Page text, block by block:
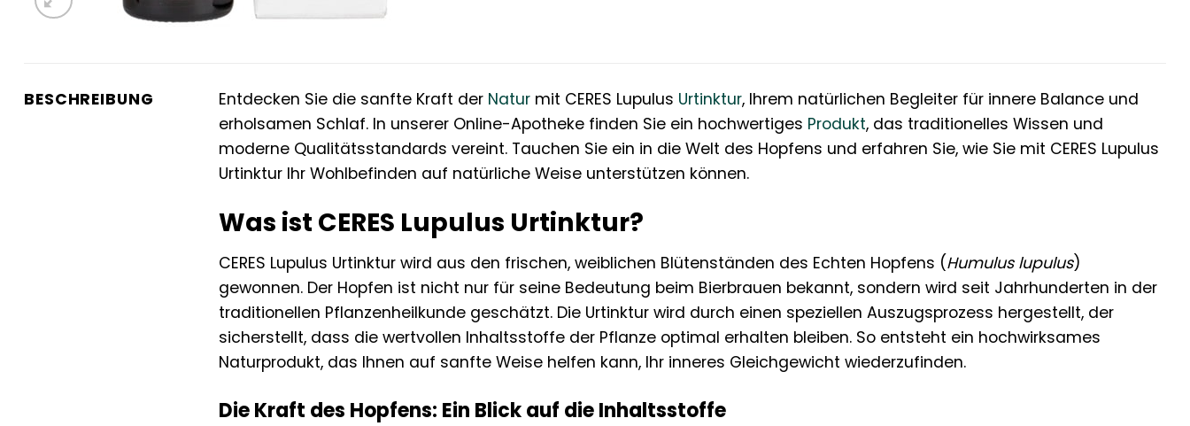
BESCHREIBUNG Entdecken Sie die sanfte Kraft der Natur mit CERES Lupulus Urtinktur, Ihrem natürlichen Begleiter für innere Balance und
erholsamen Schlaf. In unserer Online-Apotheke finden Sie ein hochwertiges Produkt, das traditionelles Wissen und
moderne Qualitätsstandards vereint. Tauchen Sie ein in die Welt des Hopfens und erfahren Sie, wie Sie mit CERES Lupulus
Urtinktur Ihr Wohlbefinden auf natürliche Weise unterstützen können.
Was ist CERES Lupulus Urtinktur?
CERES Lupulus Urtinktur wird aus den frischen, weiblichen Blütenständen des Echten Hopfens (Humulus lupulus)
gewonnen. Der Hopfen ist nicht nur für seine Bedeutung beim Bierbrauen bekannt, sondern wird seit Jahrhunderten in der
traditionellen Pflanzenheilkunde geschätzt. Die Urtinktur wird durch einen speziellen Auszugsprozess hergestellt, der
sicherstellt, dass die wertvollen Inhaltsstoffe der Pflanze optimal erhalten bleiben. So entsteht ein hochwirksames
Naturprodukt, das Ihnen auf sanfte Weise helfen kann, Ihr inneres Gleichgewicht wiederzufinden.
Die Kraft des Hopfens: Ein Blick auf die Inhaltsstoffe